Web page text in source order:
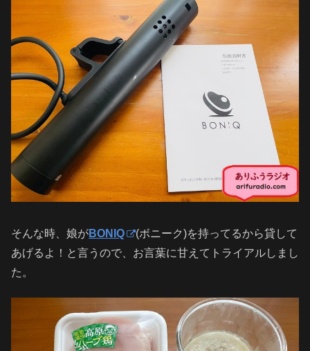
そんな時、娘がBONIQ
(ボニーク)を持ってるから貸して
あげるよ！と言うので、お言葉に甘えてトライアルしまし
た。